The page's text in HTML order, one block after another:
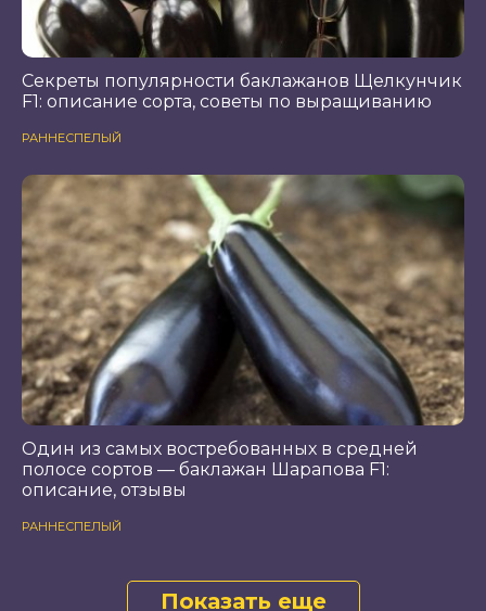
Секреты популярности баклажанов Щелкунчик
F1: описание сорта, советы по выращиванию
РАННЕСПЕЛЫЙ
Один из самых востребованных в средней
полосе сортов — баклажан Шарапова F1:
описание, отзывы
РАННЕСПЕЛЫЙ
Показать еще